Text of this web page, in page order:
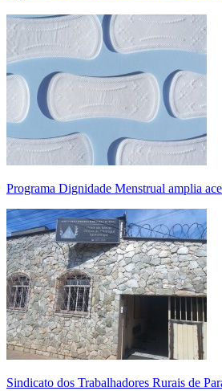
Programa Dignidade Menstrual amplia
Sindicato dos Trabalhadores Rurais de